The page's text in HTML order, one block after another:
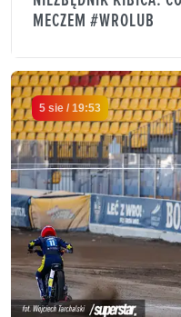
MECZEM #WROLUB
5 sie / 19:53